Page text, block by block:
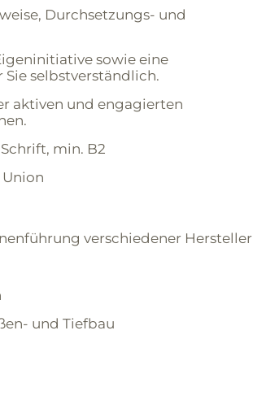
Durchsetzungs- und
sowie eine
selbstverständlich.
aktiven und engagierten
min. B2
verschiedener Hersteller
und Tiefbau